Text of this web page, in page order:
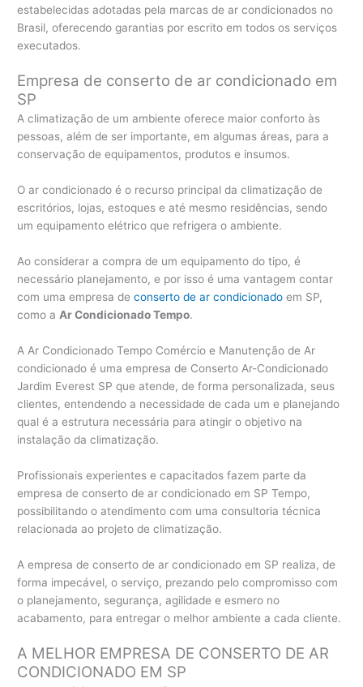
estabelecidas adotadas pela marcas de ar condicionados no
Brasil, oferecendo garantias por escrito em todos os serviços
executados.
Empresa de conserto de ar condicionado em
SP
A climatização de um ambiente oferece maior conforto às
pessoas, além de ser importante, em algumas áreas, para a
conservação de equipamentos, produtos e insumos.
O ar condicionado é o recurso principal da climatização de
escritórios, lojas, estoques e até mesmo residências, sendo
um equipamento elétrico que refrigera o ambiente.
Ao considerar a compra de um equipamento do tipo, é
necessário planejamento, e por isso é uma vantagem contar
com uma empresa deconserto de ar condicionado em SP,
como a Ar Condicionado Tempo.
A Ar Condicionado Tempo Comércio e Manutenção de Ar
condicionado é uma empresa de Conserto Ar-Condicionado
Jardim Everest SP que atende, de forma personalizada, seus
clientes, entendendo a necessidade de cada um e planejando
qual é a estrutura necessária para atingir o objetivo na
instalação da climatização.
Profissionais experientes e capacitados fazem parte da
empresa de conserto de ar condicionado em SP Tempo,
possibilitando o atendimento com uma consultoria técnica
relacionada ao projeto de climatização.
A empresa de conserto de ar condicionado em SP realiza, de
forma impecável, o serviço, prezando pelo compromisso com
o planejamento, segurança, agilidade e esmero no
acabamento, para entregar o melhor ambiente a cada cliente.
A MELHOR EMPRESA DE CONSERTO DE AR
CONDICIONADO EM SP